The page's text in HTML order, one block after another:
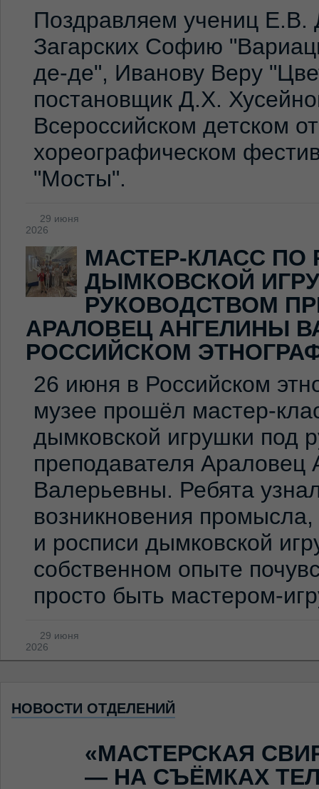
Поздравляем учениц Е.В.
Загарских Софию
де-де", Иванову Веру
постановщик Д.Х.
Всероссийском детском
хореографическом
"Мосты".
29 июня
2026
МАСТЕР-КЛАСС ПО
ДЫМКОВСКОЙ
РУКОВОДСТВОМ
АРАЛОВЕЦ АНГЕЛИНЫ
РОССИЙСКОМ
26 июня в Российском
музее прошёл мастер-
дымковской игрушки под
преподавателя Араловец
Валерьевны. Ребята
возникновения
и росписи дымковской
собственном опыте
просто быть мастером-
29 июня
2026
НОВОСТИ ОТДЕЛЕНИЙ
«МАСТЕРСКАЯ
— НА СЪЁМКАХ